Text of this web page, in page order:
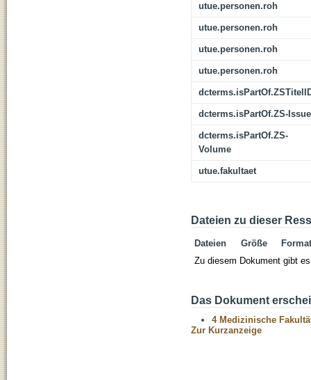
utue.personen.roh
utue.personen.roh
utue.personen.roh
utue.personen.roh
dcterms.isPartOf.ZS-Issue
dcterms.isPartOf.ZS-
Volume
utue.fakultaet
Dateien zu dieser
Dateien Größe
Format
Zu diesem Dokument gibt
Das Dokument
4 Medizinische
Zur Kurzanzeige